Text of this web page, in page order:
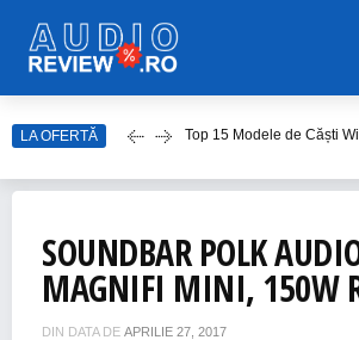
LA OFERTĂ Top 10 Modele de
Top 15 Cele Mai Bune
SOUNDBAR POLK
MAGNIFI MINI, 150W
DIN DATA DE APRILIE 27, 2017